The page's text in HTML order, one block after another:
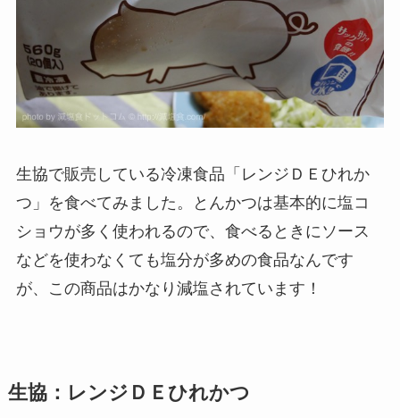
生協で販売している冷凍食品「レンジＤＥひれか
つ」を食べてみました。とんかつは基本的に塩コ
ショウが多く使われるので、食べるときにソース
などを使わなくても塩分が多めの食品なんです
が、この商品はかなり減塩されています！
生協：レンジＤＥひれかつ